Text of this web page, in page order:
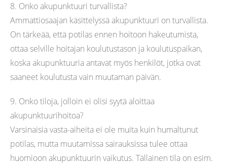
8. Onko akupunktuuri turvallista?
Ammattiosaajan käsittelyssä akupunktuuri on turvallista.
On tärkeää, että potilas ennen hoitoon hakeutumista,
ottaa selville hoitajan koulutustason ja koulutuspaikan,
koska akupunktuuria antavat myös henkilöt, jotka ovat
saaneet koulutusta vain muutaman päivän.
9. Onko tiloja, jolloin ei olisi syytä aloittaa
akupunktuurihoitoa?
Varsinaisia vasta-aiheita ei ole muita kuin humaltunut
potilas, mutta muutamissa sairauksissa tulee ottaa
huomioon akupunktuurin vaikutus. Tällainen tila on esim.